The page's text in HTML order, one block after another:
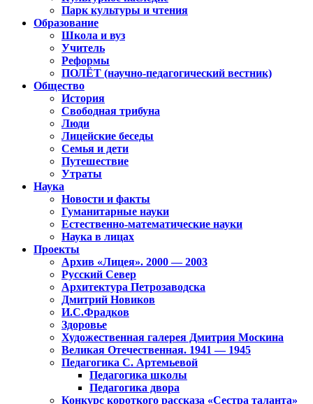
Парк культуры и чтения
Образование
Школа и вуз
Учитель
Реформы
ПОЛЁТ (научно-педагогический вестник)
Общество
История
Свободная трибуна
Люди
Лицейские беседы
Семья и дети
Путешествие
Утраты
Наука
Новости и факты
Гуманитарные науки
Естественно-математические науки
Наука в лицах
Проекты
Архив «Лицея». 2000 — 2003
Русский Север
Архитектура Петрозаводска
Дмитрий Новиков
И.С.Фрадков
Здоровье
Художественная галерея Дмитрия Москина
Великая Отечественная. 1941 — 1945
Педагогика С. Артемьевой
Педагогика школы
Педагогика двора
Конкурс короткого рассказа «Сестра таланта»